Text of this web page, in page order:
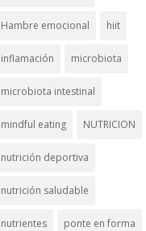
Hambre emocional hiit
inflamación microbiota
microbiota intestinal
mindful eating NUTRICION
nutrición deportiva
nutrición saludable
nutrientes ponte en forma